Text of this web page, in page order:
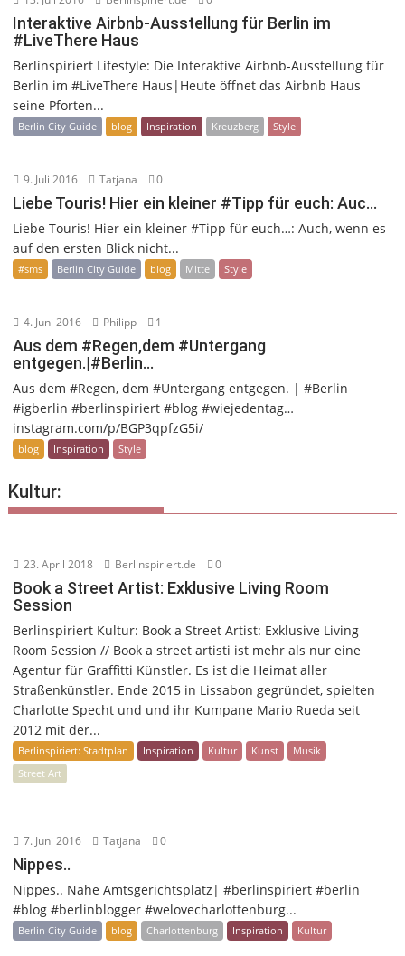
Interaktive Airbnb-Ausstellung für Berlin im
#LiveThere Haus
Berlinspiriert Lifestyle: Die Interaktive Airbnb-Ausstellung für
Berlin im #LiveThere Haus|Heute öffnet das Airbnb Haus
seine Pforten...
Berlin City Guide blog Inspiration Kreuzberg Style
9. Juli 2016 Tatjana 0
Liebe Touris! Hier ein kleiner #Tipp für euch: Auc…
Liebe Touris! Hier ein kleiner #Tipp für euch…: Auch, wenn es
auf den ersten Blick nicht...
#sms Berlin City Guide blog Mitte Style
4. Juni 2016 Philipp 1
Aus dem #Regen,dem #Untergang
entgegen.|#Berlin…
Aus dem #Regen, dem #Untergang entgegen. | #Berlin
#igberlin #berlinspiriert #blog #wiejedentag…
instagram.com/p/BGP3qpfzG5i/
blog Inspiration Style
Kultur:
23. April 2018 Berlinspiriert.de 0
Book a Street Artist: Exklusive Living Room
Session
Berlinspiriert Kultur: Book a Street Artist: Exklusive Living
Room Session // Book a street artisti ist mehr als nur eine
Agentur für Graffitti Künstler. Es ist die Heimat aller
Straßenkünstler. Ende 2015 in Lissabon gegründet, spielten
Charlotte Specht und und ihr Kumpane Mario Rueda seit
2012 mit der...
Berlinspiriert: Stadtplan Inspiration Kultur Kunst
Musik
Street Art
7. Juni 2016 Tatjana 0
Nippes..
Nippes.. Nähe Amtsgerichtsplatz| #berlinspiriert #berlin
#blog #berlinblogger #welovecharlottenburg...
Berlin City Guide blog Charlottenburg Inspiration Kultur